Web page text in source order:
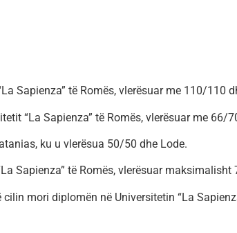
Sapienza” të Romës, vlerësuar me 110/110
“La Sapienza” të Romës, vlerësuar me 66/
ku u vlerësua 50/50 dhe Lode.
Sapienza” të Romës, vlerësuar maksimalisht
mori diplomën në Universitetin “La